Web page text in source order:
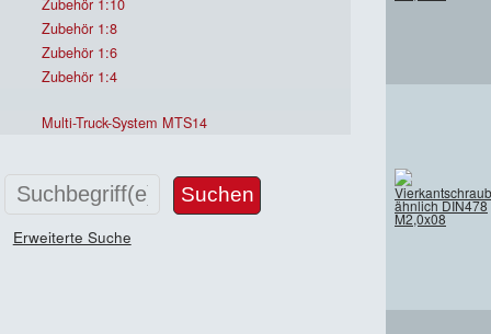
Zubehör 1:8
Zubehör 1:6
Zubehör 1:4
Multi-Truck-System MTS14
Erweiterte Suche